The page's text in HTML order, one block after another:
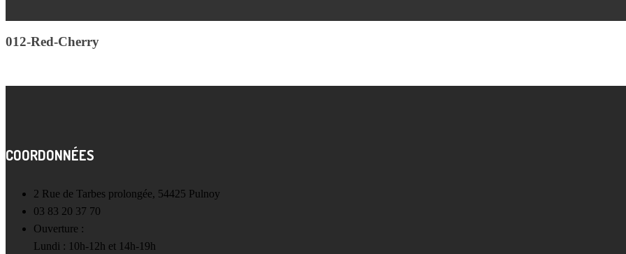
012-Red-Cherry
COORDONNÉES
2 Rue de Tarbes prolongée, 54425 Pulnoy
03 83 20 37 70
Ouverture :
Lundi : 10h-12h et 14h-19h